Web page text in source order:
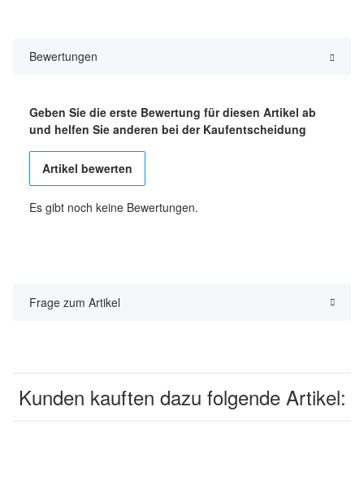
Bewertungen
Geben Sie die erste Bewertung für diesen Artikel ab
und helfen Sie anderen bei der Kaufentscheidung
Artikel bewerten
Es gibt noch keine Bewertungen.
Frage zum Artikel
Kunden kauften dazu folgende Artikel: